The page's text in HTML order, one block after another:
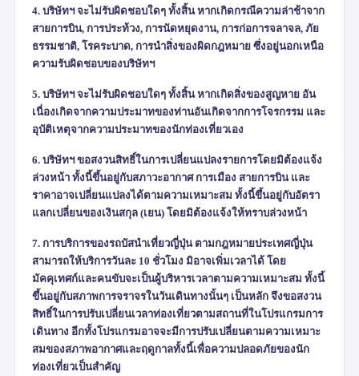
4. บริษัทฯ จะไม่รับผิดชอบใดๆ ทั้งสิ้น หากเกิดกรณีความล่าช้าจาก
สายการบิน, การประท้วง, การนัดหยุดงาน, การก่อการจลาจล, ภัย
ธรรมชาติ, โรคระบาด, การนำสิ่งของผิดกฎหมาย ซึ่งอยู่นอกเหนือ
ความรับผิดชอบของบริษัทฯ
5. บริษัทฯ จะไม่รับผิดชอบใดๆ ทั้งสิ้น หากเกิดสิ่งของสูญหาย อัน
เนื่องเกิดจากความประมาทของท่านอันเกิดจากการโจรกรรม และ
อุบัติเหตุจากความประมาทของนักท่องเที่ยวเอง
6. บริษัทฯ ขอสงวนสิทธิ์ในการเปลี่ยนแปลงรายการโดยมิต้องแจ้ง
ล่วงหน้า ทั้งนี้ขึ้นอยู่กับสภาวะอากาศ การเมือง สายการบิน และ
ราคาอาจเปลี่ยนแปลงได้ตามความเหมาะสม ทั้งนี้ขึ้นอยู่กับอัตรา
แลกเปลี่ยนของเงินสกุล (เยน) โดยมิต้องแจ้งให้ทราบล่วงหน้า
7. การบริการของรถบัสนำเที่ยวญี่ปุ่น ตามกฎหมายประเทศญี่ปุ่น
สามารถให้บริการวันละ 10 ชั่วโมง มิอาจเพิ่มเวลาได้ โดย
มัคคุเทศก์และคนขับจะเป็นผู้บริหารเวลาตามความเหมาะสม ทั้งนี้
ขึ้นอยู่กับสภาพการจราจรในวันเดินทางนั้นๆ เป็นหลัก จึงขอสงวน
สิทธิ์ในการปรับเปลี่ยนเวลาท่องเที่ยวตามสถานที่ในโปรแกรมการ
เดินทาง อีกทั้งโปรแกรมอาจจะมีการปรับเปลี่ยนตามความเหมาะ
สมของสภาพอากาศและฤดูกาลทั้งนี้เพื่อความปลอดภัยของนัก
ท่องเที่ยวเป็นสำคัญ